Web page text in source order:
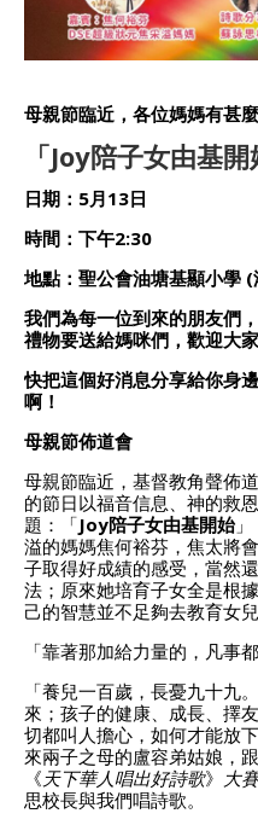
母親節臨近，各位媽媽有甚
「Joy陪子女由基
日期：5月13日
時間：下午2:30
地點：聖公會油塘基顯小學
我們為每一位到來的朋友們
禮物要送給媽咪們，歡迎大
快把這個好消息分享給你身
啊！
母親節佈道會
母親節臨近，基督教角聲佈
的節日以福音信息、神的救
題：「Joy陪子女由基開始
溢的媽媽焦何裕芬，焦太將
子取得好成績的感受，當然
法；原來她培育子女全是根
己的智慧並不足夠去教育女
「靠著那加給力量的，凡事都
「養兒一百歲，長憂九十九
來；孩子的健康、成長、擇
切都叫人擔心，如何才能放
來兩子之母的盧容弟姑娘，
《天下華人唱出好詩歌》 大賽
思校長與我們唱詩歌。